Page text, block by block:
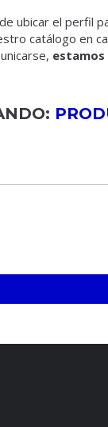
ubicar el perfil
catálogo en
estamos